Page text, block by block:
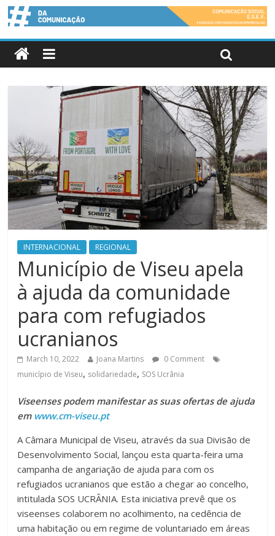
INTERNACIONAL REGIONAL
Município de Viseu apela
à ajuda da comunidade
para com refugiados
ucranianos
March 10, 2022 Joana Martins
0 Comment
município de Viseu, solidariedade, SOS Ucrânia
Viseenses podem manifestar as suas ofertas de ajuda
em www.cm-viseu.pt
A Câmara Municipal de Viseu, através da sua Divisão de
Desenvolvimento Social, lançou esta quarta-feira uma
campanha de angariação de ajuda para com os
refugiados ucranianos que estão a chegar ao concelho,
intitulada SOS UCRÂNIA. Esta iniciativa prevê que os
viseenses colaborem no acolhimento, na cedência de
uma habitação ou em regime de voluntariado em áreas